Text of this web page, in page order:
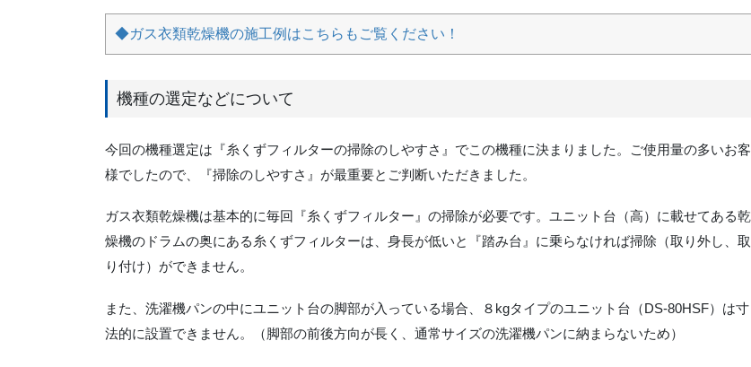
◆ガス衣類乾燥機の施工例はこちらもご覧ください！
機種の選定などについて
今回の機種選定は『糸くずフィルターの掃除のしやすさ』でこの機種に決まりました。ご使用量の多いお客
様でしたので、『掃除のしやすさ』が最重要とご判断いただきました。
ガス衣類乾燥機は基本的に毎回『糸くずフィルター』の掃除が必要です。ユニット台（高）に載せてある乾
燥機のドラムの奥にある糸くずフィルターは、身長が低いと『踏み台』に乗らなければ掃除（取り外し、取
り付け）ができません。
また、洗濯機パンの中にユニット台の脚部が入っている場合、８kgタイプのユニット台（DS-80HSF）は寸
法的に設置できません。（脚部の前後方向が長く、通常サイズの洗濯機パンに納まらないため）